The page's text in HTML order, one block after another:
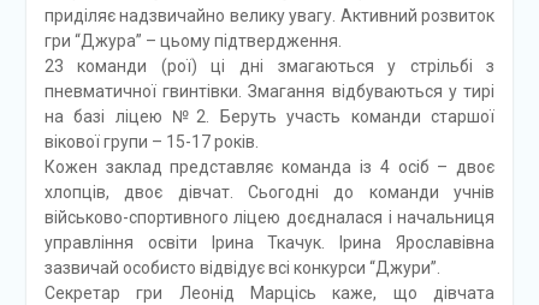
приділяє надзвичайно велику увагу. Активний розвиток
гри “Джура” – цьому підтвердження.
23 команди (рої) ці дні змагаються у стрільбі з
пневматичної гвинтівки. Змагання відбуваються у тирі
на базі ліцею №2. Беруть участь команди старшої
вікової групи – 15-17 років.
Кожен заклад представляє команда із 4 осіб – двоє
хлопців, двоє дівчат. Сьогодні до команди учнів
військово-спортивного ліцею доєдналася і начальниця
управління освіти Ірина Ткачук. Ірина Ярославівна
зазвичай особисто відвідує всі конкурси “Джури”.
Секретар гри Леонід Марцісь каже, що дівчата